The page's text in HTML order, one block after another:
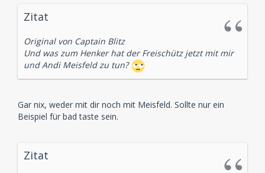
Zitat
Original von Captain Blitz
Und was zum Henker hat der Freischütz jetzt mit mir
und Andi Meisfeld zu tun?
Gar nix, weder mit dir noch mit Meisfeld. Sollte nur ein
Beispiel für bad taste sein.
Zitat